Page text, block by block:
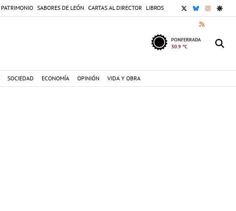
PATRIMONIO SABORES DE LEÓN CARTAS AL DIRECTOR LIBROS X BLUESKY
RSS
PONFERRADA
30.9 °C
SOCIEDAD ECONOMÍA OPINIÓN VIDA Y OBRA